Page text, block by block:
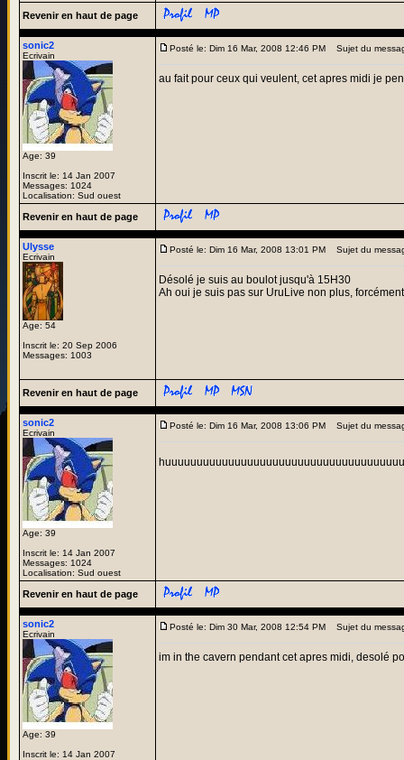
Revenir en haut de page
sonic2
Ecrivain
Age: 39
Inscrit le: 14 Jan 2007
Messages: 1024
Localisation: Sud ouest
Posté le: Dim 16 Mar, 2008 12:46 PM Sujet du
au fait pour ceux qui veulent, cet apres midi je
Revenir en haut de page
Ulysse
Ecrivain
Age: 54
Inscrit le: 20 Sep 2006
Messages: 1003
Posté le: Dim 16 Mar, 2008 13:01 PM Sujet du
Désolé je suis au boulot jusqu'à 15H30
Ah oui je suis pas sur UruLive non plus,
Revenir en haut de page
sonic2
Ecrivain
Age: 39
Inscrit le: 14 Jan 2007
Messages: 1024
Localisation: Sud ouest
Posté le: Dim 16 Mar, 2008 13:06 PM Sujet du
Revenir en haut de page
sonic2
Ecrivain
Age: 39
Inscrit le: 14 Jan 2007
Posté le: Dim 30 Mar, 2008 12:54 PM Sujet du
im in the cavern pendant cet apres midi, desolé